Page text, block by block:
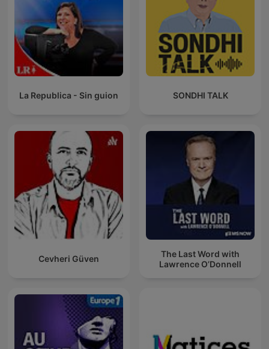
La Republica - Sin guion SONDHI TALK
Cevheri Güven
The Last Word with
Lawrence O’Donnell